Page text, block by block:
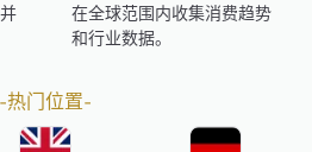
在全球范围内收集消费趋势
和行业数据。
-热门位置-